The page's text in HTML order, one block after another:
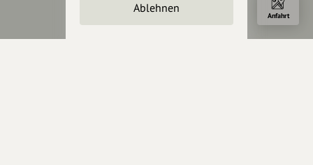
Anfahrt
AGB
Cookies zurücksetzen
Ablehnen